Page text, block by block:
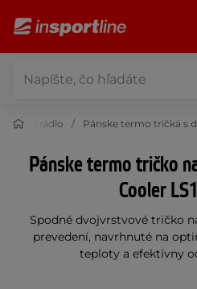
prádlo Pánske termo tričká s
Pánske termo tričko
Cooler
Spodné dvojvrstvové tričko
prevedení, navrhnuté na
teploty a efektívny